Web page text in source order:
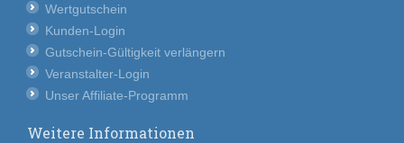
Wertgutschein
Kunden-Login
Gutschein-Gültigkeit verlängern
Veranstalter-Login
Unser Affiliate-Programm
Weitere Informationen